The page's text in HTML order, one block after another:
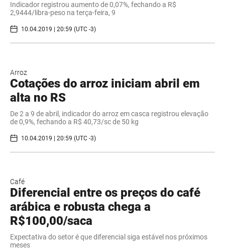
Indicador registrou aumento de 0,07%, fechando a R$
2,9444/libra-peso na terça-feira, 9
10.04.2019 | 20:59 (UTC -3)
Arroz
Cotações do arroz iniciam abril em
alta no RS
De 2 a 9 de abril, indicador do arroz em casca registrou elevação
de 0,9%, fechando a R$ 40,73/sc de 50 kg
10.04.2019 | 20:59 (UTC -3)
Café
Diferencial entre os preços do café
arábica e robusta chega a
R$100,00/saca
Expectativa do setor é que diferencial siga estável nos próximos
meses